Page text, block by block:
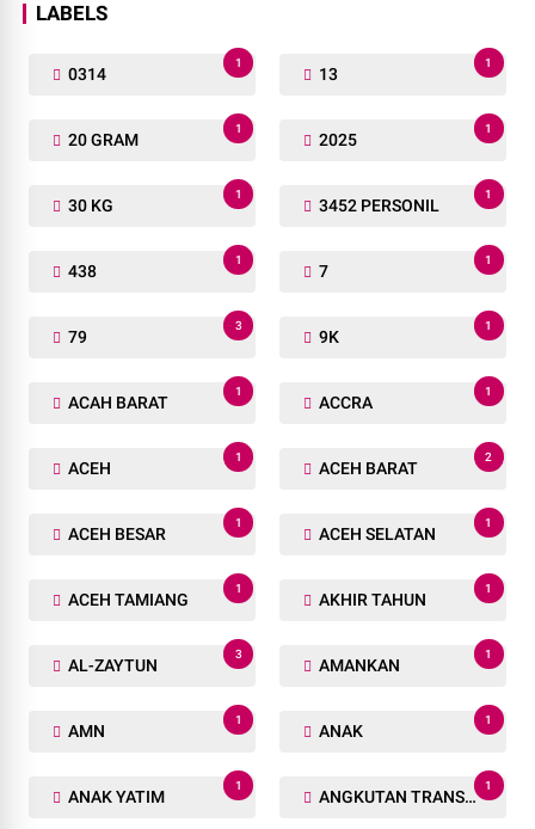
LABELS
0314
1
13
1
20 GRAM
1
2025
1
30 KG
1
3452 PERSONIL
1
438
1
7
1
79
3
9K
1
ACAH BARAT
1
ACCRA
1
ACEH
1
ACEH BARAT
2
ACEH BESAR
1
ACEH SELATAN
1
ACEH TAMIANG
1
AKHIR TAHUN
1
AL-ZAYTUN
3
AMANKAN
1
AMN
1
ANAK
1
ANAK YATIM
1
ANGKUTAN TRANSPORTASI
1